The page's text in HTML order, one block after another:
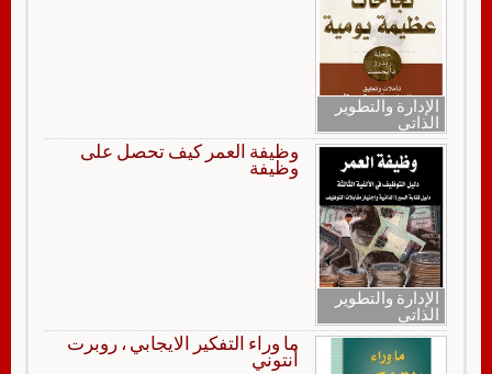
الإدارة والتطوير
الذاتي
الإدارة والتطوير
الذاتي
وظيفة العمر كيف تحصل على
وظيفة
ما وراء التفكير الايجابي ، روبرت
أنتوني